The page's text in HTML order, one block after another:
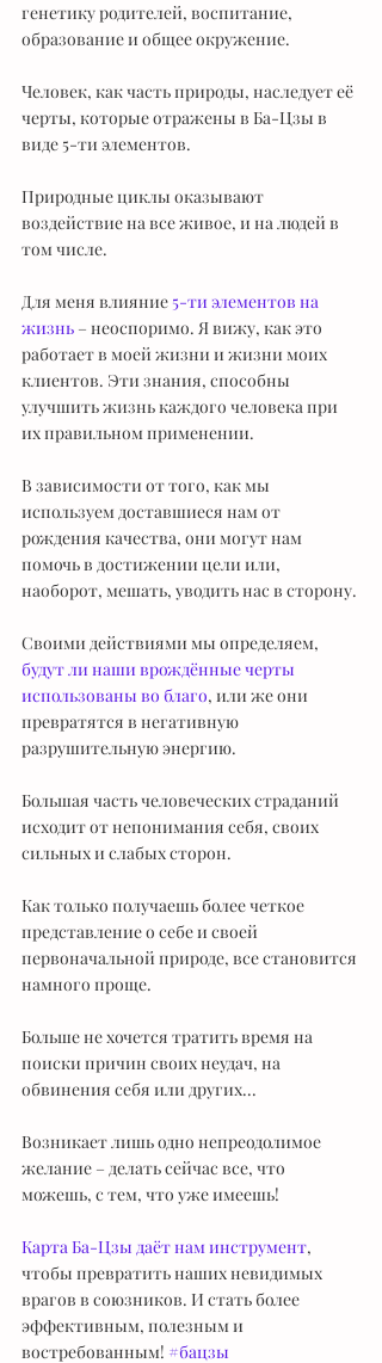
генетику родителей, воспитание,
образование и общее окружение.
Человек, как часть природы, наследует её
черты, которые отражены в Ба-Цзы в
виде 5-ти элементов.
Природные циклы оказывают
воздействие на все живое, и на людей в
том числе.
Для меня влияние 5-ти элементов на
жизнь – неоспоримо. Я вижу, как это
работает в моей жизни и жизни моих
клиентов. Эти знания, способны
улучшить жизнь каждого человека при
их правильном применении.
В зависимости от того, как мы
используем доставшиеся нам от
рождения качества, они могут нам
помочь в достижении цели или,
наоборот, мешать, уводить нас в сторону.
Своими действиями мы определяем,
будут ли наши врождённые черты
использованы во благо, или же они
превратятся в негативную
разрушительную энергию.
Большая часть человеческих страданий
исходит от непонимания себя, своих
сильных и слабых сторон.
Как только получаешь более четкое
представление о себе и своей
первоначальной природе, все становится
намного проще.
Больше не хочется тратить время на
поиски причин своих неудач, на
обвинения себя или других...
Возникает лишь одно непреодолимое
желание – делать сейчас все, что
можешь, с тем, что уже имеешь!
Карта Ба-Цзы даёт нам инструмент,
чтобы превратить наших невидимых
врагов в союзников. И стать более
эффективным, полезным и
востребованным! #бацзы